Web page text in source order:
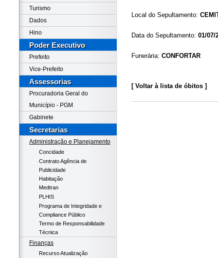
Turismo
Dados
Hino
Poder Executivo
Prefeito
Vice-Prefeito
Assessorias
Procuradoria Geral do
Município - PGM
Gabinete
Secretarias
Administração e Planejamento
Concidade
Contrato Agência de
Publicidade
Habitação
Medtran
PLHIS
Programa de Integridade e
Compliance Público
Termo de Responsabilidade
Técnica
Finanças
Recurso Atualização
Local do Sepultamento:
Data do Sepultamento: 01/07/
Funerária: CONFORTAR
[ Voltar à lista de óbitos ]